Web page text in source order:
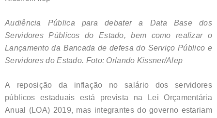
Audiência Pública para debater a Data Base dos
Servidores Públicos do Estado, bem como realizar o
Lançamento da Bancada de defesa do Serviço Público e
Servidores do Estado. Foto: Orlando Kissner/Alep
A reposição da inflação no salário dos servidores
públicos estaduais está prevista na Lei Orçamentária
Anual (LOA) 2019, mas integrantes do governo estariam